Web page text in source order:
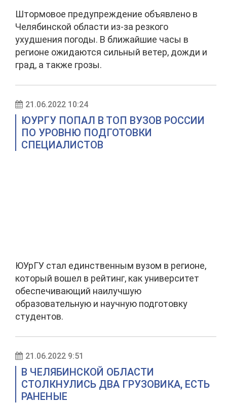
Штормовое предупреждение объявлено в
Челябинской области из-за резкого
ухудшения погоды. В ближайшие часы в
регионе ожидаются сильный ветер, дожди и
град, а также грозы.
21.06.2022 10:24
ЮУРГУ ПОПАЛ В ТОП ВУЗОВ РОССИИ
ПО УРОВНЮ ПОДГОТОВКИ
СПЕЦИАЛИСТОВ
ЮУрГУ стал единственным вузом в регионе,
который вошел в рейтинг, как университет
обеспечивающий наилучшую
образовательную и научную подготовку
студентов.
21.06.2022 9:51
В ЧЕЛЯБИНСКОЙ ОБЛАСТИ
СТОЛКНУЛИСЬ ДВА ГРУЗОВИКА, ЕСТЬ
РАНЕНЫЕ